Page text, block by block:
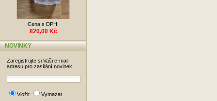
Cena s DPH:
820,00 Kč
NOVINKY
Zaregistrujte si Vaši e-mail
adresu pro zasílání novinek.
Vložit Vymazat